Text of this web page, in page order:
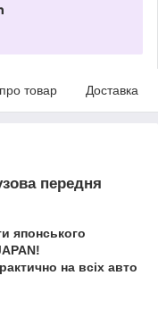
товар Доставка
передня
японського
на всіх авто